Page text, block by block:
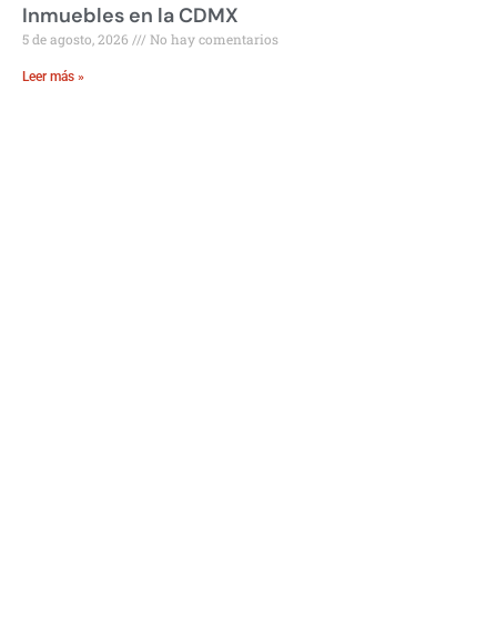
Inmuebles en la CDMX
5 de agosto, 2026 No hay comentarios
Leer más »